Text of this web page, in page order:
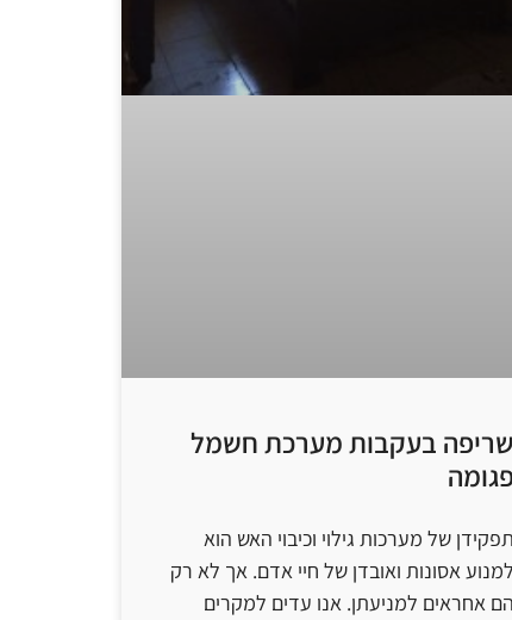
שריפה בעקבות מערכת חשמל
פגומה
תפקידן של מערכות גילוי וכיבוי האש הוא
למנוע אסונות ואובדן של חיי אדם. אך לא רק
הם אחראים למניעתן. אנו עדים למקרים